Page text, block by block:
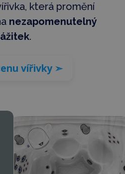
která promění
nezapomenutelný
.
vířivky ➣